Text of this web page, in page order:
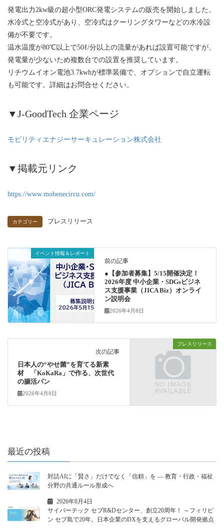
発電出力2kw級の超小型ORC発電システムの販売を開始しました。
水冷式と空冷式があり、空冷式はクーリングタワーなどの水冷設
備が不要です。
温水温度が80℃以上で50ℓ/分以上の流量があれば設置可能ですが、
発電量が少ないため複数台での設置を推奨しています。
リチウムイオン電池3.7kwhが標準装備で、オプションで自立運転
も可能です。詳細はお問合せください。
▼J-GoodTech 企業ページ
モビリティエナジーサーキュレーション株式会社
▼掲載元リンク
https://www.mobenecircu.com/
カテゴリー プレスリリース
イベント情報＆レポート
前の記事
●【参加者募集】5/15開催決定！
2026年度 中小企業・SDGsビジネ
ス支援事業（JICA Biz）オンライ
ン説明会
2026年4月8日
プレスリリース
次の記事
日本人の“やせ菌”を育てる新素
材 「KoKaRa」で作る、次世代
の腸活パン
2026年4月8日
最近の投稿
対話AIに「賢さ」だけでなく「信頼」を ― 教育・行政・福祉
分野の共通ルール形成へ
2026年8月4日
サイバーテック セブR&Dセンター、創立20周年！ ～フィリピ
ン セブ島で20年。日本企業のDXを支えるグローバル開発拠点